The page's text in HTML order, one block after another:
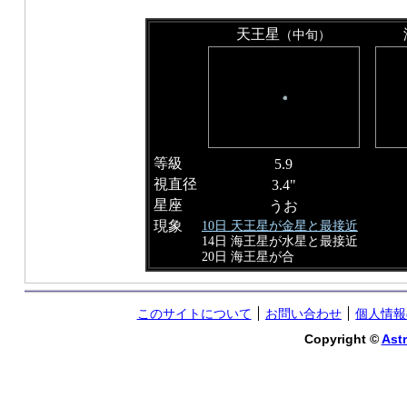
天王星 （中旬）
等級
5.9
視直径
3.4"
星座
うお
現象
10日 天王星が金星と最接近
14日 海王星が水星と最接近
20日 海王星が合
このサイトについて お問い合わせ
個人情
Copyright ©